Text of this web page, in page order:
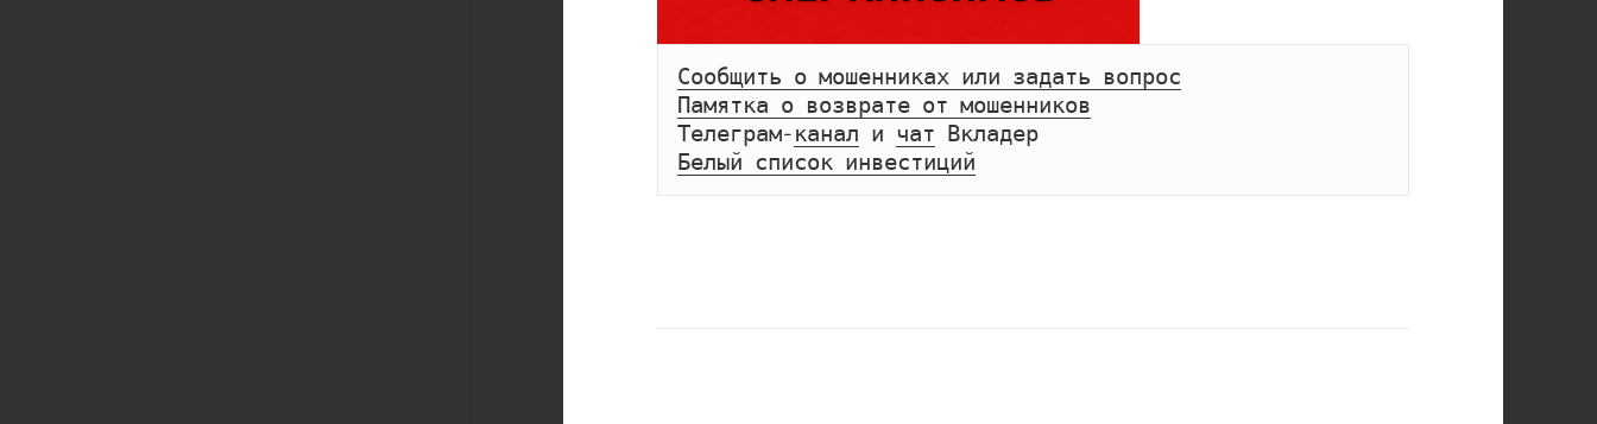
Сообщить о мошенниках или задать вопрос
Памятка о возврате от мошенников
Телеграм- канал и чат
Вкладер
Белый список инвестиций